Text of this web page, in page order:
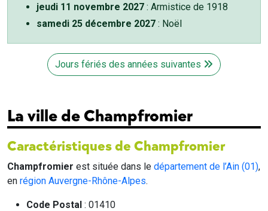
jeudi 11 novembre 2027 : Armistice de 1918
samedi 25 décembre 2027 : Noël
Jours fériés des années suivantes
La ville de Champfromier
Caractéristiques de Champfromier
Champfromier est située dans le département de l’Ain (01),
en région Auvergne-Rhône-Alpes.
Code Postal : 01410